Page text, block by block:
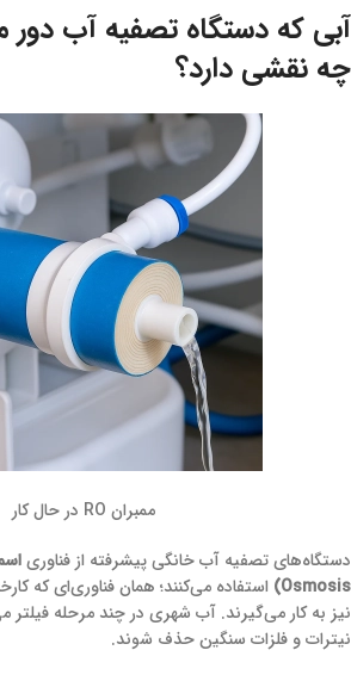
آبی که دستگاه تصفیه آب دور
چه نقشی دارد؟
ممبران RO در حال کار
دستگاه‌های تصفیه آب خانگی پیشرفته از فناوری
Osmosis) استفاده می‌کنند؛ همان فناوری‌ای که
نیز به کار می‌گیرند. آب شهری در چند مرحله فیلتر
نیترات و فلزات سنگین حذف شوند.